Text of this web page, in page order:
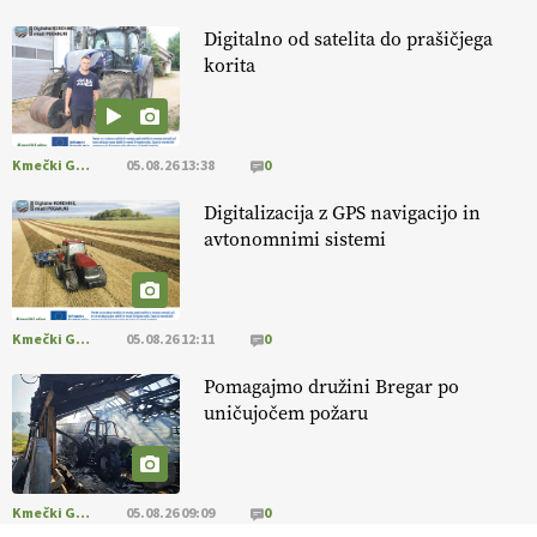
[EKOloško = LOGIČNO
v tujini
. Zato je ekološka pridelava odlična priložnost za slovenske
vinarje
. VEČ
https://t.co/XAe9EbeAbK @EUAgri #IMCAP #CAP
https://t.co/01qpoeLyNP
[EKOloško = LOGIČNO
kmetijstva in uspešno prenovo kmetij
https://t.co/RRn8unbwXp @EUAgri #IMCAP #CAP
https://t.co/mnLHFv2VuP
[EKOloško = LOGIČNO
, okolje
in kakovostna jajca
@EUAgri #IMCAP #CAP https://t.co/a1xatzEeid
Digitalno od satelita do prašičjega
korita
Kmečki Glas 05.08.26 13:38 0
Digitalizacija z GPS navigacijo in
avtonomnimi sistemi
Kmečki Glas 05.08.26 12:11 0
Pomagajmo družini Bregar po
uničujočem požaru
Kmečki Glas 05.08.26 09:09 0